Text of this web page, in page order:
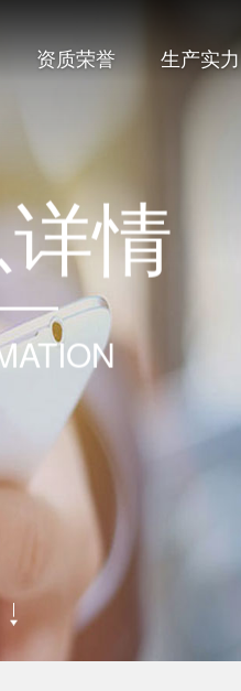
资质荣誉 生产实力
详情